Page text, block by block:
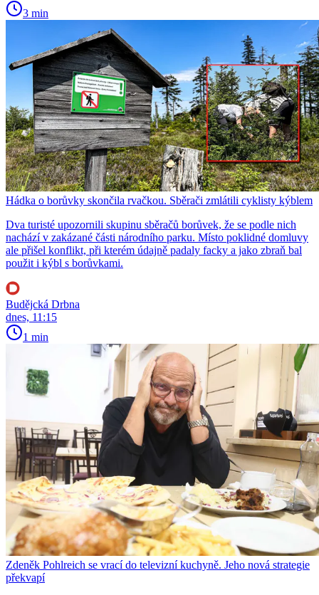
3 min
Hádka o borůvky skončila rvačkou. Sběrači zmlátili cyklisty kýblem
Dva turisté upozornili skupinu sběračů borůvek, že se podle nich
nachází v zakázané části národního parku. Místo poklidné domluvy
ale přišel konflikt, při kterém údajně padaly facky a jako zbraň bal
použit i kýbl s borůvkami.
Budějcká Drbna
dnes, 11:15
1 min
Zdeněk Pohlreich se vrací do televizní kuchyně. Jeho nová strategie
překvapí